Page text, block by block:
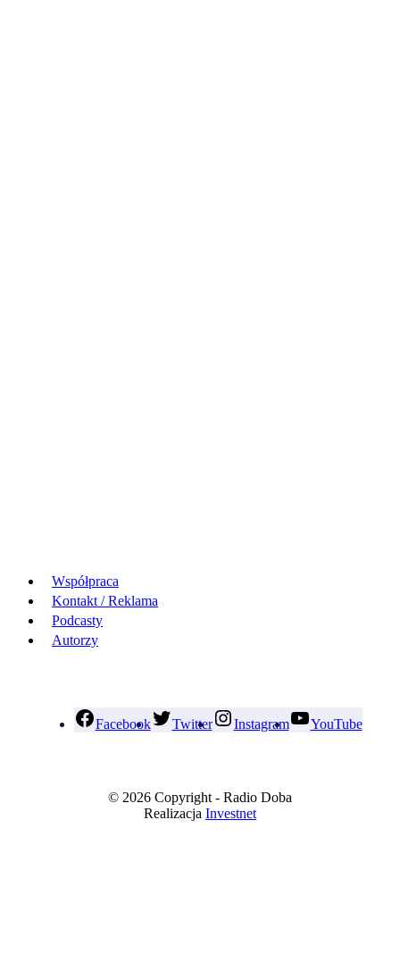
Współpraca
Kontakt / Reklama
Podcasty
Autorzy
Facebook Twitter Instagram YouTube
© 2026 Copyright - Radio Doba
Realizacja Investnet